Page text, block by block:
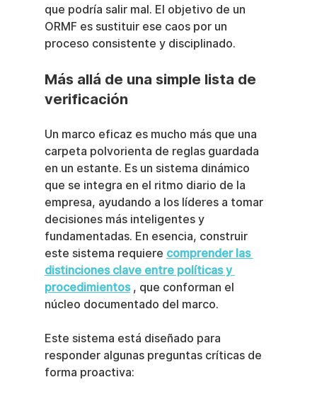
que podría salir mal. El objetivo de un
ORMF es sustituir ese caos por un
proceso consistente y disciplinado.
Más allá de una simple lista de
verificación
Un marco eficaz es mucho más que una
carpeta polvorienta de reglas guardada
en un estante. Es un sistema dinámico
que se integra en el ritmo diario de la
empresa, ayudando a los líderes a tomar
decisiones más inteligentes y
fundamentadas. En esencia, construir
este sistema requiere comprender las
distinciones clave entre políticas y
procedimientos , que conforman el
núcleo documentado del marco.
Este sistema está diseñado para
responder algunas preguntas críticas de
forma proactiva: